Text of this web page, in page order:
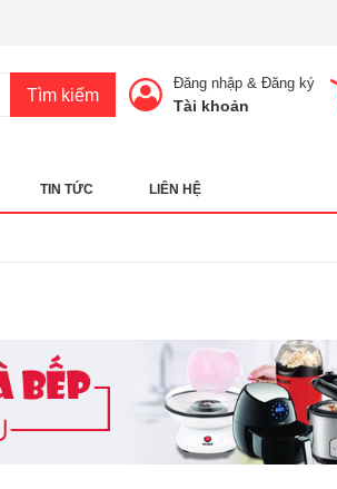
Tìm kiếm
Đăng nhập & Đăng ký
Tài khoản
TIN TỨC LIÊN HỆ